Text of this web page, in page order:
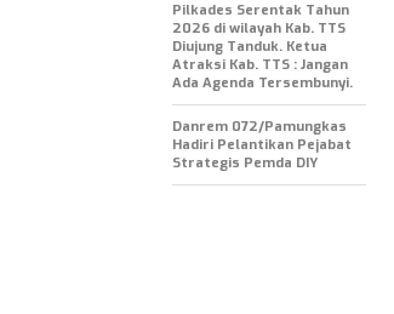
Pilkades Serentak Tahun
2026 di wilayah Kab. TTS
Diujung Tanduk. Ketua
Atraksi Kab. TTS : Jangan
Ada Agenda Tersembunyi.
Danrem 072/Pamungkas
Hadiri Pelantikan Pejabat
Strategis Pemda DIY